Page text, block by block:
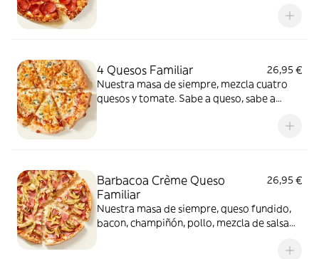
4 Quesos Familiar
26,95 €
Nuestra masa de siempre, mezcla cuatro
quesos y tomate. Sabe a queso, sabe a
Barbacoa Crème Queso
Familiar
26,95 €
Nuestra masa de siempre, queso fundido,
bacon, champiñón, pollo, mezcla de salsa